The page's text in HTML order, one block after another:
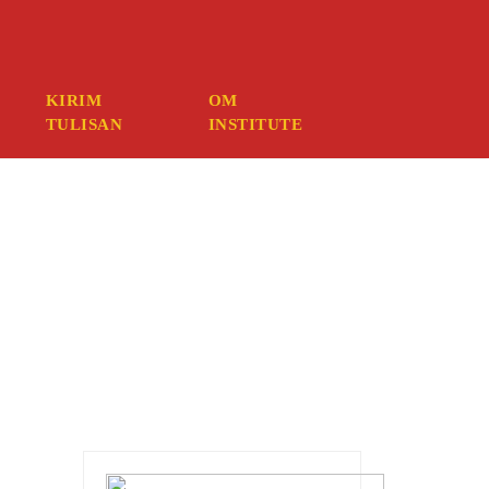
your credentials, you should contact your web host.
KIRIM
TULISAN
OM
INSTITUTE